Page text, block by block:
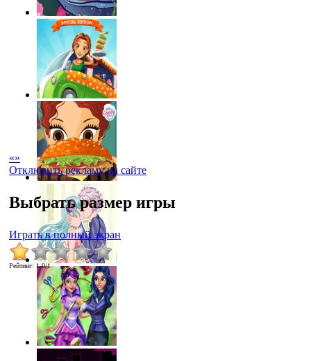
«»
Отключить рекламу на сайте
Выбрать размер игры
Играть в полный экран
Рейтинг: 1.0/1